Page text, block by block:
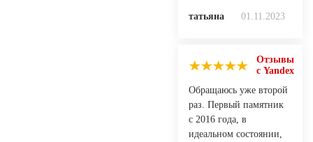
татьяна
01.11.2023
Отзывы
с Yandex
Обращаюсь уже второй
раз. Первый памятник
с 2016 года, в
идеальном состоянии,